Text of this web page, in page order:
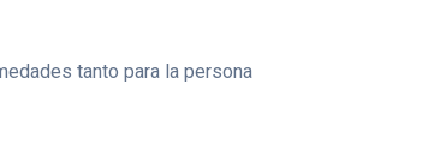
tanto para la persona